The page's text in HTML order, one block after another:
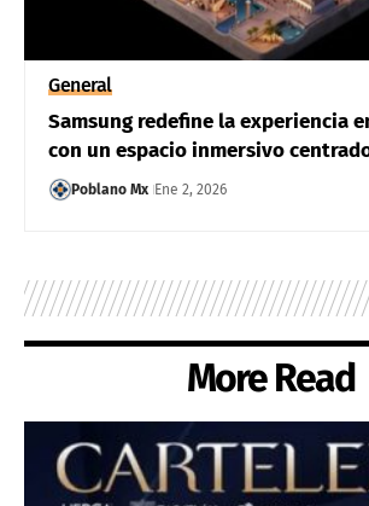
General
Samsung redefine la experiencia
con un espacio inmersivo
Poblano Mx Ene 2, 2026
More Read